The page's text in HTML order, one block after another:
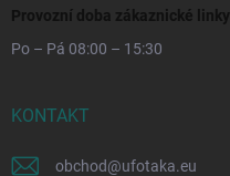
Provozní doba zákaznické linky
Po – Pá 08:00 – 15:30
KONTAKT
obchod@ufotaka.eu